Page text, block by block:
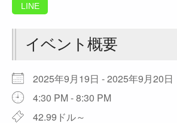
LINE
イベント概要
2025年9月19日 - 2025年9月20日
4:30 PM - 8:30 PM
42.99ドル～